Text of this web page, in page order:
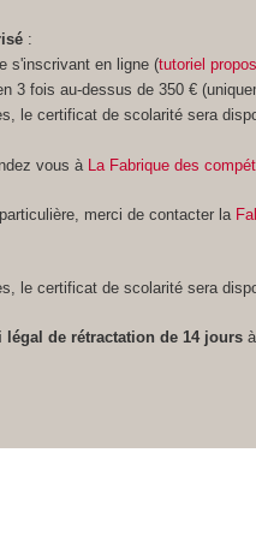
:
s'inscrivant en ligne (tutoriel
3 fois au-dessus de 350 €
le certificat de scolarité sera
vous à La Fabrique des
merci de contacter la
le certificat de scolarité sera
légal de rétractation de 14 jours